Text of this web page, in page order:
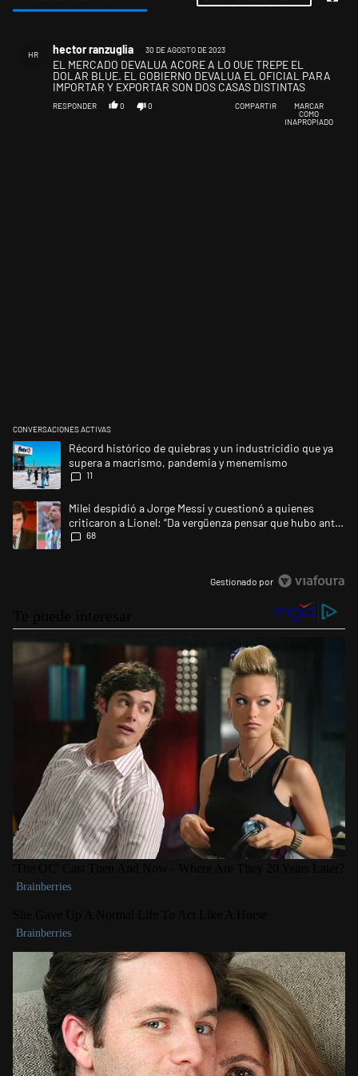
HR hector ranzuglia 30 DE AGOSTO DE 2023
EL MERCADO DEVALUA ACORE A LO QUE TREPE EL
DOLAR BLUE. EL GOBIERNO DEVALUA EL OFICIAL PARA
IMPORTAR Y EXPORTAR SON DOS CASAS DISTINTAS
RESPONDER 0 0 COMPARTIR
MARCAR
COMO
INAPROPIADO
CONVERSACIONES ACTIVAS
Este listado muestra los artículos con más comentarios en los últimos
Un artículo de tendencia con el título "Récord histórico de quiebras y
Récord histórico de quiebras y un industricidio que ya
supera a macrismo, pandemia y menemismo
11
Un artículo de tendencia con el título "Milei despidió a Jorge Messi y
Milei despidió a Jorge Messi y cuestionó a quienes
criticaron a Lionel: “Da vergüenza pensar que hubo anti-
Messi”
68
Gestionado por